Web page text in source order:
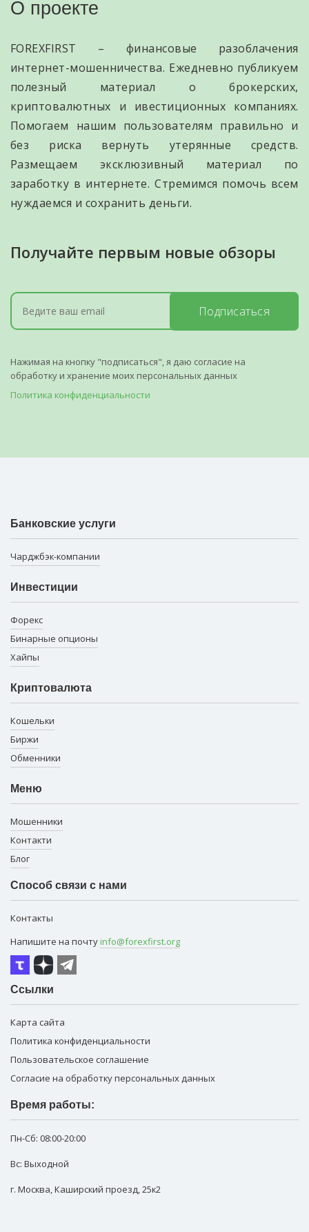
О проекте
FOREXFIRST – финансовые разоблачения
интернет-мошенничества. Ежедневно публикуем
полезный материал о брокерских,
криптовалютных и ивестиционных компаниях.
Помогаем нашим пользователям правильно и
без риска вернуть утерянные средств.
Размещаем эксклюзивный материал по
заработку в интернете. Стремимся помочь всем
нуждаемся и сохранить деньги.
Получайте первым новые обзоры
Подписаться
Нажимая на кнопку "подписаться", я даю согласие на
обработку и хранение моих персональных данных
Политика конфиденциальности
Банковские услуги
Чарджбэк-компании
Инвестиции
Форекс
Бинарные опционы
Хайпы
Криптовалюта
Кошельки
Биржи
Обменники
Меню
Мошенники
Контакти
Блог
Способ связи с нами
Контакты
Напишите на почту info@forexfirst.org
Ссылки
Карта сайта
Политика конфиденциальности
Пользовательское соглашение
Согласие на обработку персональных данных
Время работы:
Пн-Сб: 08:00-20:00
Вс: Выходной
г. Москва,Каширский проезд, 25к2